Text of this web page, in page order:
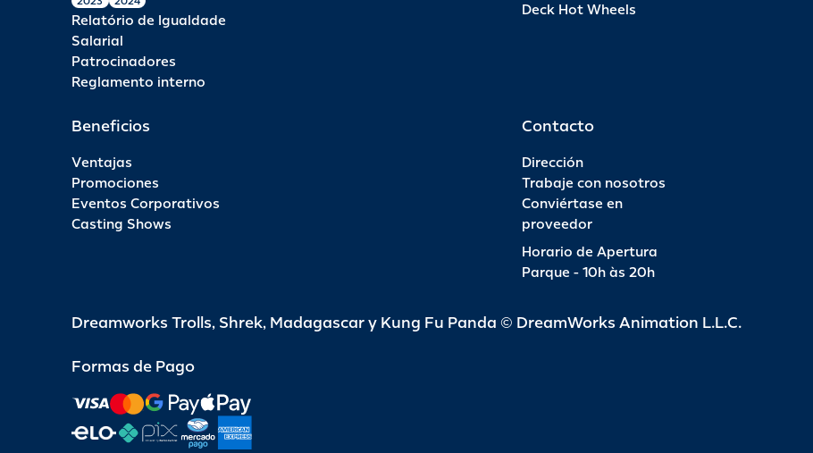
Relatório de Igualdade
Salarial
Patrocinadores
Reglamento interno
Deck Hot Wheels
Beneficios
Ventajas
Promociones
Eventos Corporativos
Casting Shows
Contacto
Dirección
Trabaje con nosotros
Conviértase en
proveedor
Horario de Apertura
Parque - 10h às 20h
Dreamworks Trolls, Shrek, Madagascar y Kung Fu Panda © DreamWorks Animation L.L.C.
Formas de Pago